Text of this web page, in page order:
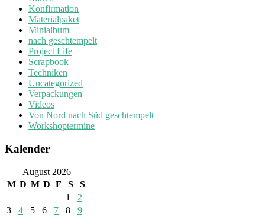
Konfirmation
Materialpaket
Minialbum
nach geschtempelt
Project Life
Scrapbook
Techniken
Uncategorized
Verpackungen
Videos
Von Nord nach Süd geschtempelt
Workshoptermine
Kalender
August 2026
M D M D F S
S
1
2
3
4 5 6 7 8
9